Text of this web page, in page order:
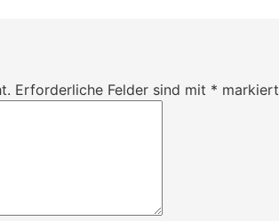
Erforderliche Felder sind mit * markiert